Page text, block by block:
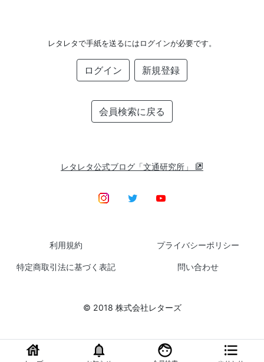
レタレタで手紙を送るにはログインが必要です。
ログイン 新規登録
会員検索に戻る
レタレタ公式ブログ「文通研究所」
利用規約 プライバシーポリシー
特定商取引法に基づく表記 問い合わせ
© 2018 株式会社レターズ